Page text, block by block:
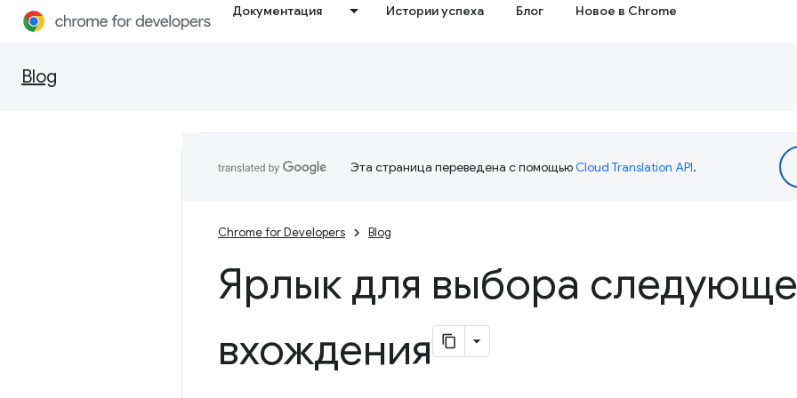
Документация Истории успеха Блог Новое в Chrome
Blog
Эта страница переведена с помощьюCloud Translation API.
Chrome for Developers Blog
Ярлык для выбора
вхождения